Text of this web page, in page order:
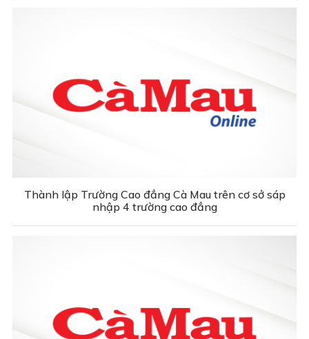
Thành lập Trường Cao đẳng Cà Mau trên cơ sở sáp
nhập 4 trường cao đẳng